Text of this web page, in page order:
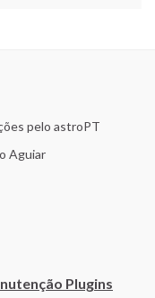
pelo astroPT
Aguiar
Plugins